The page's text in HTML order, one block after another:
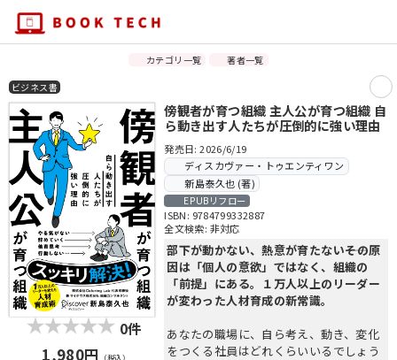
カテゴリ一覧 著者一覧
ビジネス書
0件
1,980円 （税込）
傍観者が育つ組織 主人公が育つ組織 自
ら動き出す人たちが圧倒的に強い理由
発売日: 2026/6/19
ディスカヴァー・トゥエンティワン
新島泰久也 (著)
EPUBリフロー
ISBN: 9784799332887
全文検索: 非対応
部下が動かない、熱意が育たない――その原
因は「個人の意欲」ではなく、組織の
「前提」にある。１万人以上のリーダー
が変わった人材育成の新常識。
あなたの職場に、自ら考え、動き、変化
をつくる社員はどれくらいいるでしょう